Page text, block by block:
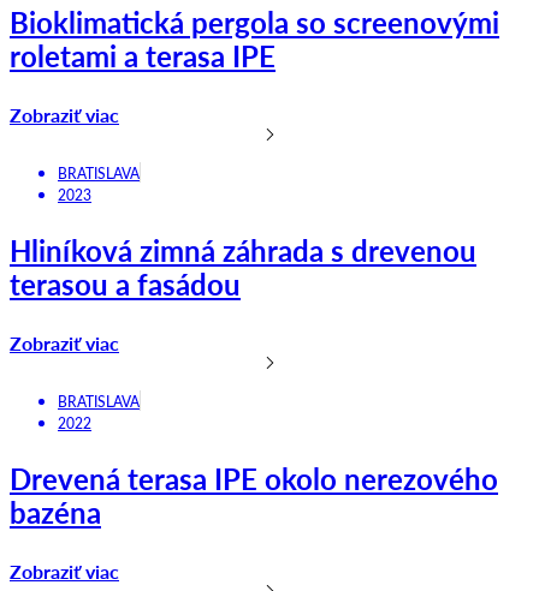
Bioklimatická pergola so screenovými
roletami a terasa IPE
Zobraziť viac
BRATISLAVA
2023
Hliníková zimná záhrada s drevenou
terasou a fasádou
Zobraziť viac
BRATISLAVA
2022
Drevená terasa IPE okolo nerezového
bazéna
Zobraziť viac